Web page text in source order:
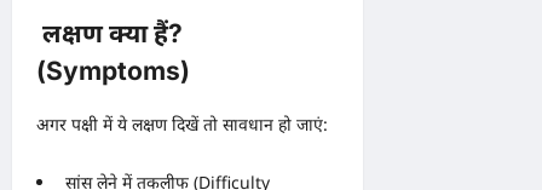
लक्षण क्या हैं?
(Symptoms)
अगर पक्षी में ये लक्षण दिखें तो सावधान हो जाएं:
सांस लेने में तकलीफ (Difficulty